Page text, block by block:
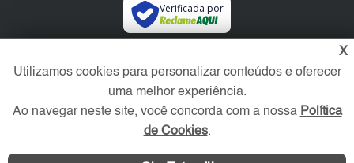
Verificada por
X
Utilizamos cookies para personalizar conteúdos e oferecer
uma melhor experiência.
Ao navegar neste site, você concorda com a nossa Política
de Cookies.